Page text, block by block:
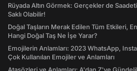
Rüyada Altın Görmek: Gerçekler de
Saklı Olabilir!
Doğal Taşların Merak Edilen Tüm Etkileri,
Hangi Doğal Taş Ne İşe Yarar?
Emojilerin Anlamları: 2023 WhatsApp,
Çok Kullanılan Emojiler ve Anlamları